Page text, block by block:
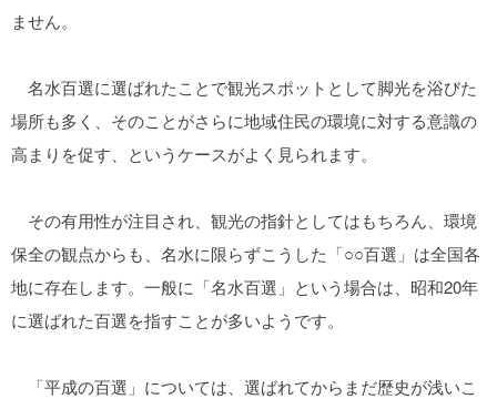
ません。
名水百選に選ばれたことで観光スポットとして脚光を浴びた
場所も多く、そのことがさらに地域住民の環境に対する意識の
高まりを促す、というケースがよく見られます。
その有用性が注目され、観光の指針としてはもちろん、環境
保全の観点からも、名水に限らずこうした「○○百選」は全国各
地に存在します。一般に「名水百選」という場合は、昭和20年
に選ばれた百選を指すことが多いようです。
「平成の百選」については、選ばれてからまだ歴史が浅いこ